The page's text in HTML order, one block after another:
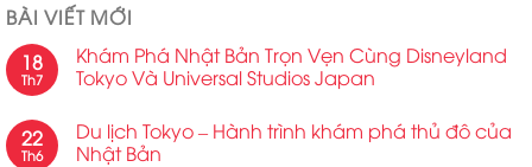
BÀI VIẾT MỚI
18
Th7
Khám Phá Nhật Bản Trọn Vẹn Cùng Disneyland
Tokyo Và Universal Studios Japan
22
Th6
Du lịch Tokyo – Hành trình khám phá thủ đô của
Nhật Bản